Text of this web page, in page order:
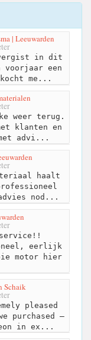
| Leeuwarden
in dit
een
me...
weer terug.
klanten en
advi...
haalt
nod...
eerlijk
motor hier
Schaik
pleased
purchased –
in ex...